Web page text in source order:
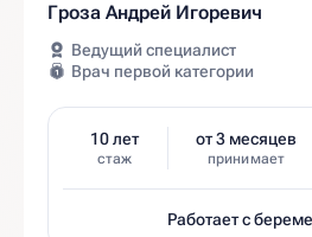
Гроза Андрей Игоревич
Ведущий специалист
Врач первой категории
10 лет
стаж
от 3 месяцев
принимает
Работает с